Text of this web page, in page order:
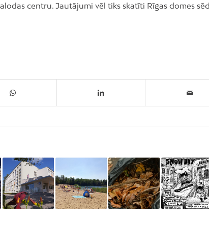
centru. Jautājumi vēl tiks skatīti Rīgas domes